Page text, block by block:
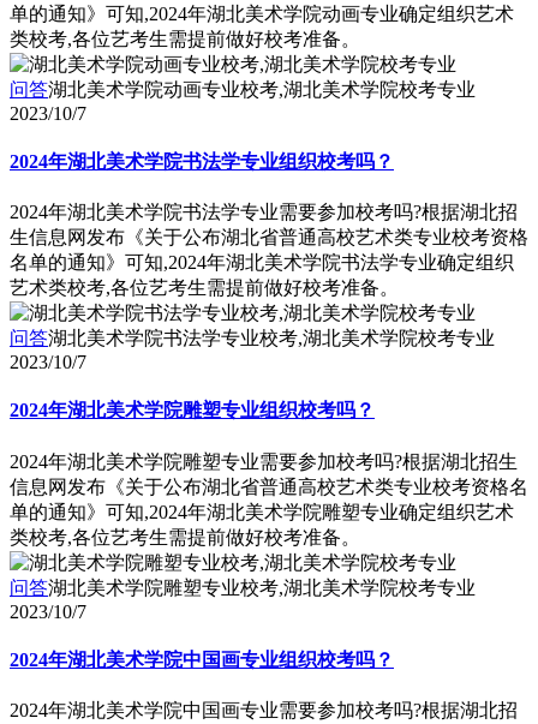
单的通知》可知,2024年湖北美术学院动画专业确定组织艺术
类校考,各位艺考生需提前做好校考准备。
问答湖北美术学院动画专业校考,湖北美术学院校考专业
2023/10/7
2024年湖北美术学院书法学专业组织校考吗？
2024年湖北美术学院书法学专业需要参加校考吗?根据湖北招
生信息网发布《关于公布湖北省普通高校艺术类专业校考资格
名单的通知》可知,2024年湖北美术学院书法学专业确定组织
艺术类校考,各位艺考生需提前做好校考准备。
问答湖北美术学院书法学专业校考,湖北美术学院校考专业
2023/10/7
2024年湖北美术学院雕塑专业组织校考吗？
2024年湖北美术学院雕塑专业需要参加校考吗?根据湖北招生
信息网发布《关于公布湖北省普通高校艺术类专业校考资格名
单的通知》可知,2024年湖北美术学院雕塑专业确定组织艺术
类校考,各位艺考生需提前做好校考准备。
问答湖北美术学院雕塑专业校考,湖北美术学院校考专业
2023/10/7
2024年湖北美术学院中国画专业组织校考吗？
2024年湖北美术学院中国画专业需要参加校考吗?根据湖北招